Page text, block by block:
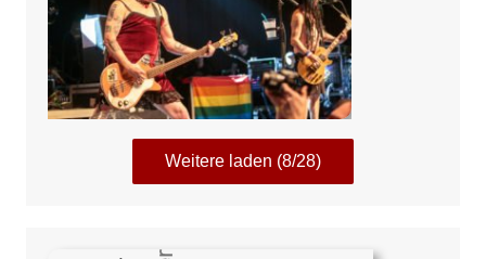
Weitere laden (8/28)